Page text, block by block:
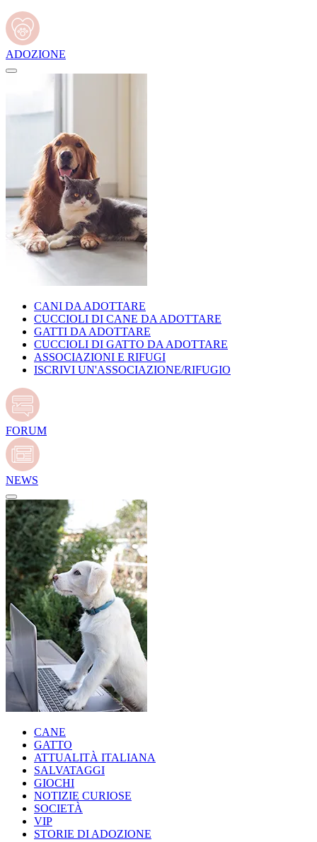
ADOZIONE
CANI DA ADOTTARE
CUCCIOLI DI CANE DA ADOTTARE
GATTI DA ADOTTARE
CUCCIOLI DI GATTO DA ADOTTARE
ASSOCIAZIONI E RIFUGI
ISCRIVI UN'ASSOCIAZIONE/RIFUGIO
FORUM
NEWS
CANE
GATTO
ATTUALITÀ ITALIANA
SALVATAGGI
GIOCHI
NOTIZIE CURIOSE
SOCIETÀ
VIP
STORIE DI ADOZIONE